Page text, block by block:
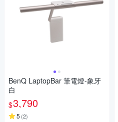
BenQ LaptopBar 筆電燈-象牙
白
$3,790
5 (2)